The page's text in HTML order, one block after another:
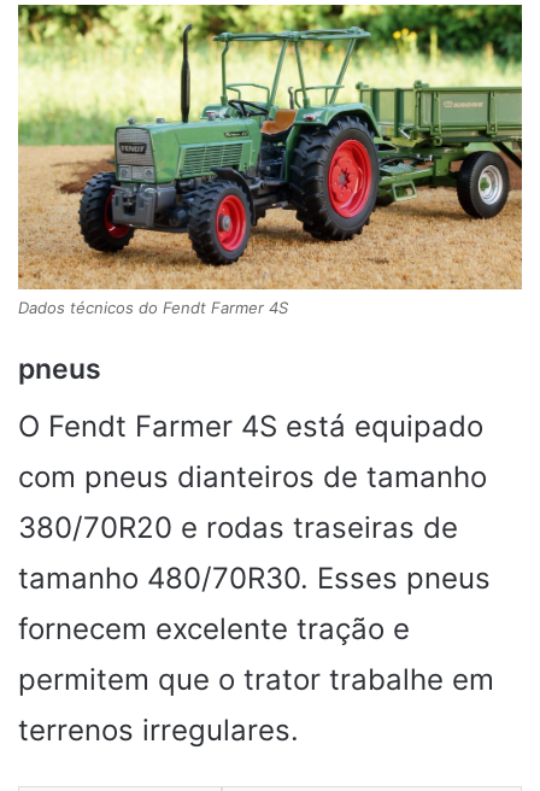
Dados técnicos do Fendt Farmer 4S
pneus
O Fendt Farmer 4S está equipado
com pneus dianteiros de tamanho
380/70R20 e rodas traseiras de
tamanho 480/70R30. Esses pneus
fornecem excelente tração e
permitem que o trator trabalhe em
terrenos irregulares.